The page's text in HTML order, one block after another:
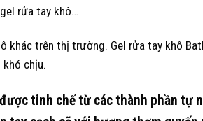
rửa tay khô…
khác trên thị trường. Gel rửa tay khô
khó chịu.
tinh chế từ các thành phần tự